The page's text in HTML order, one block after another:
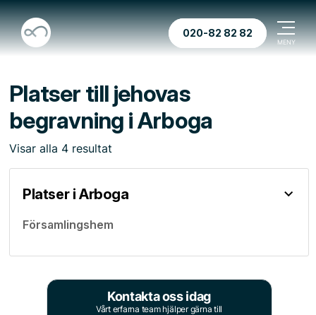
020-82 82 82
Platser till jehovas
begravning i Arboga
Visar alla 4 resultat
Platser i Arboga
Församlingshem
Kontakta oss idag
Vårt erfarna team hjälper gärna till